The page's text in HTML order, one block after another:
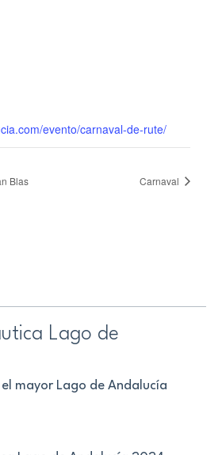
evento/carnaval-de-rute/
Blas Carnaval
Lago de
el mayor Lago de Andalucía